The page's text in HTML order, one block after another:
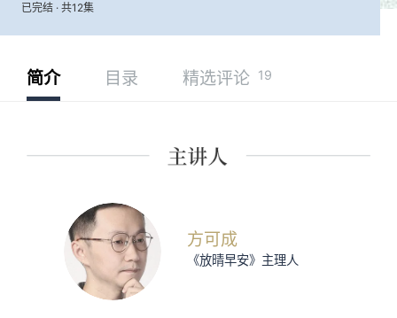
已完结 · 共12集
简介 目录 精选评论 19
方可成
《放晴早安》主理人